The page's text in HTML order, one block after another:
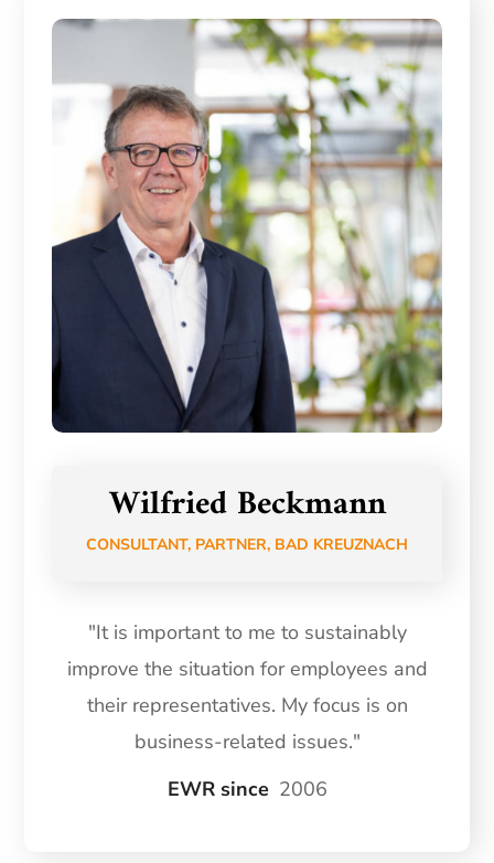
Wilfried Beckmann
CONSULTANT, PARTNER, BAD KREUZNACH
"It is important to me to sustainably
improve the situation for employees and
their representatives. My focus is on
business-related issues."
EWR since 2006